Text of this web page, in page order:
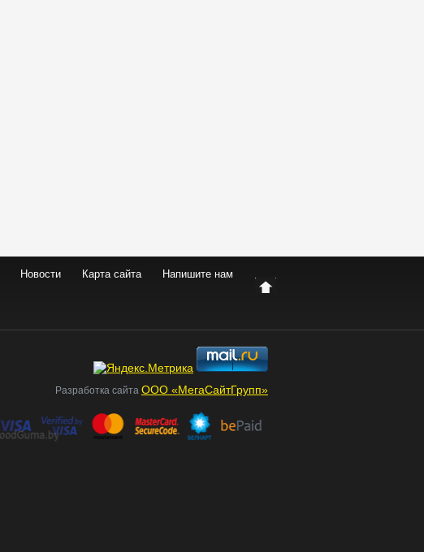
Новости Карта сайта Напишите нам
Разработка сайта ООО «МегаСайтГрупп»